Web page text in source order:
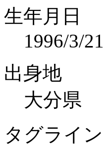
生年月日
1996/3/21
出身地
大分県
タグライン